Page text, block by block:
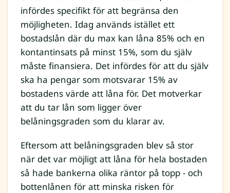
infördes specifikt för att begränsa den
möjligheten. Idag används istället ett
bostadslån där du max kan låna 85% och en
kontantinsats på minst 15%, som du själv
måste finansiera. Det infördes för att du själv
ska ha pengar som motsvarar 15% av
bostadens värde att låna för. Det motverkar
att du tar lån som ligger över
belåningsgraden som du klarar av.
Eftersom att belåningsgraden blev så stor
när det var möjligt att låna för hela bostaden
så hade bankerna olika räntor på topp - och
bottenlånen för att minska risken för